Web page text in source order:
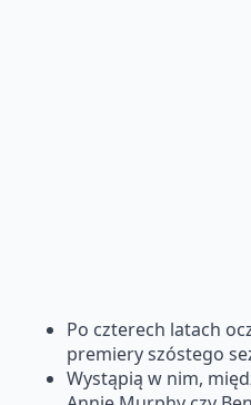
Po czterech latach
premiery szóstego
Wystąpią w nim,